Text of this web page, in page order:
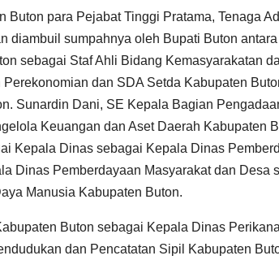
para Pejabat Tinggi Pratama, Tenaga
diambuil sumpahnya oleh Bupati Buton antara
sebagai Staf Ahli Bidang Kemasyarakatan
dan SDA Setda Kabupaten
Sunardin Dani, SE Kepala Bagian
Keuangan dan Aset Daerah Kabupaten
Kepala Dinas sebagai Kepala Dinas
Dinas Pemberdayaan Masyarakat dan Desa
Manusia Kabupaten Buton.
Buton sebagai Kepala Dinas
dan Pencatatan Sipil Kabupaten